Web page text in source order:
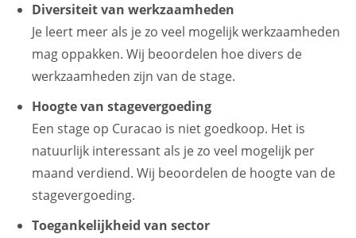
Diversiteit van werkzaamheden
Je leert meer als je zo veel mogelijk werkzaamheden
mag oppakken. Wij beoordelen hoe divers de
werkzaamheden zijn van de stage.
Hoogte van stagevergoeding
Een stage op Curacao is niet goedkoop. Het is
natuurlijk interessant als je zo veel mogelijk per
maand verdiend. Wij beoordelen de hoogte van de
stagevergoeding.
Toegankelijkheid van sector